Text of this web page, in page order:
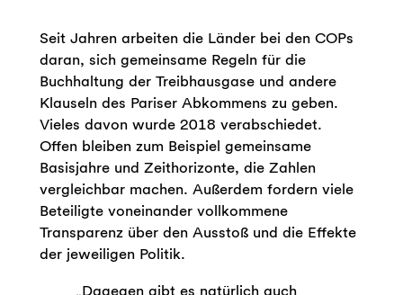
Seit Jahren arbeiten die Länder bei den COPs
daran, sich gemeinsame Regeln für die
Buchhaltung der Treibhausgase und andere
Klauseln des Pariser Abkommens zu geben.
Vieles davon wurde 2018 verabschiedet.
Offen bleiben zum Beispiel gemeinsame
Basisjahre und Zeithorizonte, die Zahlen
vergleichbar machen. Außerdem fordern viele
Beteiligte voneinander vollkommene
Transparenz über den Ausstoß und die Effekte
der jeweiligen Politik.
„Dagegen gibt es natürlich auch